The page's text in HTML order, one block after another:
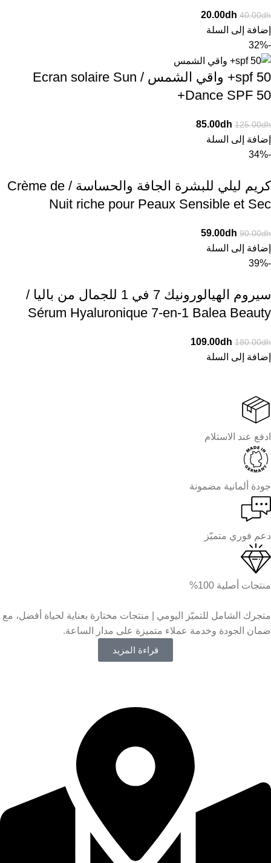
40.00dh
20.00dh
إضافة إلى السلة
-32%
spf 50+ واقي الشمس / Ecran solaire Sun
Dance SPF 50+
125.00dh
85.00dh
إضافة إلى السلة
-34%
كريم ليلي للبشرة الجافة والحساسة / Crème de
Nuit riche pour Peaux Sensible et Sec
90.00dh
59.00dh
إضافة إلى السلة
-39%
سيروم الهيالورونيك 7 في 1 للجمال من باليا /
Sérum Hyaluronique 7-en-1 Balea Beauty
180.00dh
109.00dh
إضافة إلى السلة
ادفع عند الاستلام
جودة ألمانية مضمونة
دعم فوري متميّز
منتجات أصلية 100%
متجرك الشامل للتميّز اليومي | منتجات مختارة بعناية لحياة أفضل، مع
ضمان الجودة وخدمة عملاء متميزة على مدار الساعة.
قراءة المزيد